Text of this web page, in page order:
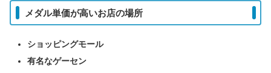
メダル単価が高いお店の場所
ショッピングモール
有名なゲーセン